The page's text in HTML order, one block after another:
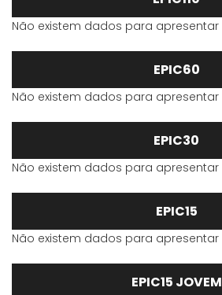
Não existem dados para apresentar
EPIC60
Não existem dados para apresentar
EPIC30
Não existem dados para apresentar
EPIC15
Não existem dados para apresentar
EPIC15 JOVEM